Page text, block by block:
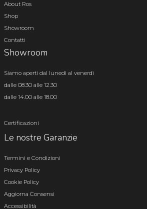
About Ros
Shop
Showroom
Contatti
Showroom
Siamo aperti dal lunedì al venerdì
dalle 08.30 alle 12.30
dalle 14.00 alle 18.00
Certificazioni
Le nostre Garanzie
Termini e Condizioni
Privacy Policy
Cookie Policy
Aggiorna Consensi
Accessibilità